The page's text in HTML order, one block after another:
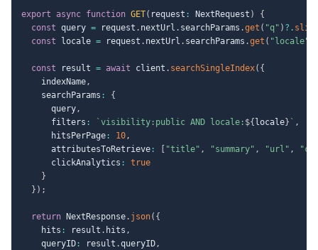
export async function GET( request : NextRequest )
{
const query = request . nextUrl . searchParams .get ( "q" ) ?.
const locale = request . nextUrl . searchParams .get ( "locale"
const result = await client . searchSingleIndex( {
    indexName
,
    searchParams
:
{
      query
,
      filters
: ` visibility:public AND locale: ${ locale} ` ,
      hitsPerPage
: 10,
      attributesToRetrieve
: "title" , "summary" , "url" ,
      clickAnalytics
:
true
}
} ) ;
return NextResponse. json( {
    hits
: result . hits ,
    queryID
: result .queryID,